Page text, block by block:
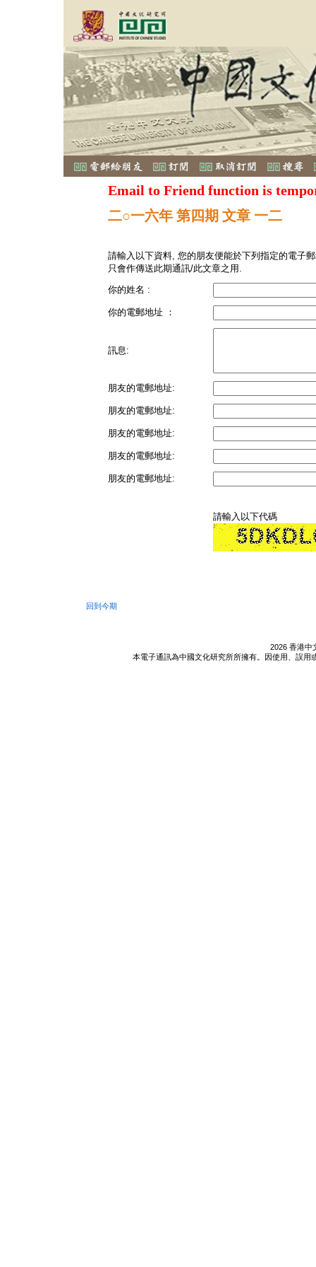
Email to Friend function is
二○一六年 第四期 文章 一二
請輸入以下資料, 您的朋友便能於下列指定的電子
只會作傳送此期通訊/此文章之用.
你的姓名 :
你的電郵地址 ：
訊息:
朋友的電郵地址:
朋友的電郵地址:
朋友的電郵地址:
朋友的電郵地址:
朋友的電郵地址:
請輸入以下代碼
回到今期
2026 香港中
本電子通訊為中國文化研究所所擁有。因使用、誤